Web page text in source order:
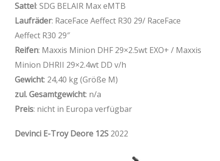
Sattel: SDG BELAIR Max eMTB
Laufräder: RaceFace Aeffect R30 29/ RaceFace
Aeffect R30 29″
Reifen: Maxxis Minion DHF 29×2.5wt EXO+ / Maxxis
Minion DHRII 29×2.4wt DD v/h
Gewicht: 24,40 kg (Größe M)
zul. Gesamtgewicht: n/a
Preis: nicht in Europa verfügbar
Devinci E-Troy Deore 12S 2022